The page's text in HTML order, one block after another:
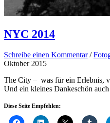
NYC 2014
Schreibe einen Kommentar /
Oktober 2015
The City – was für ein Erlebnis,
Und ein kleines Dankeschön
Diese Seite Empfehlen: